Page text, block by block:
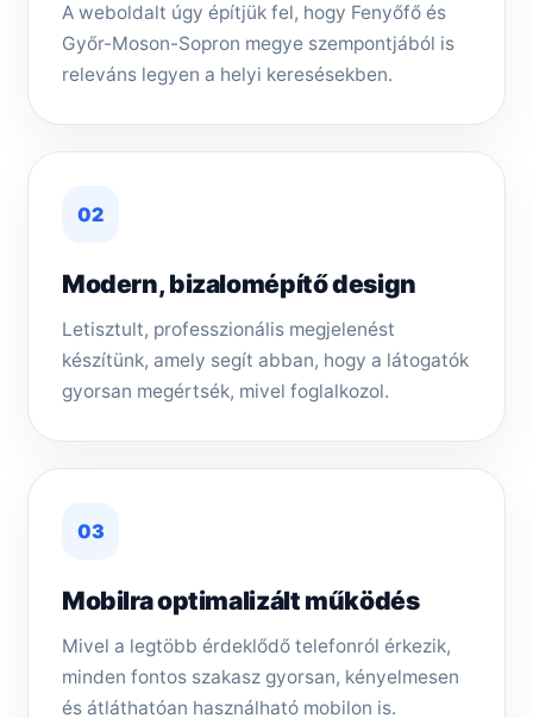
A weboldalt úgy építjük fel, hogy Fenyőfő és
Győr-Moson-Sopron megye szempontjából is
releváns legyen a helyi keresésekben.
02
Modern, bizalomépítő design
Letisztult, professzionális megjelenést
készítünk, amely segít abban, hogy a látogatók
gyorsan megértsék, mivel foglalkozol.
03
Mobilra optimalizált működés
Mivel a legtöbb érdeklődő telefonról érkezik,
minden fontos szakasz gyorsan, kényelmesen
és átláthatóan használható mobilon is.